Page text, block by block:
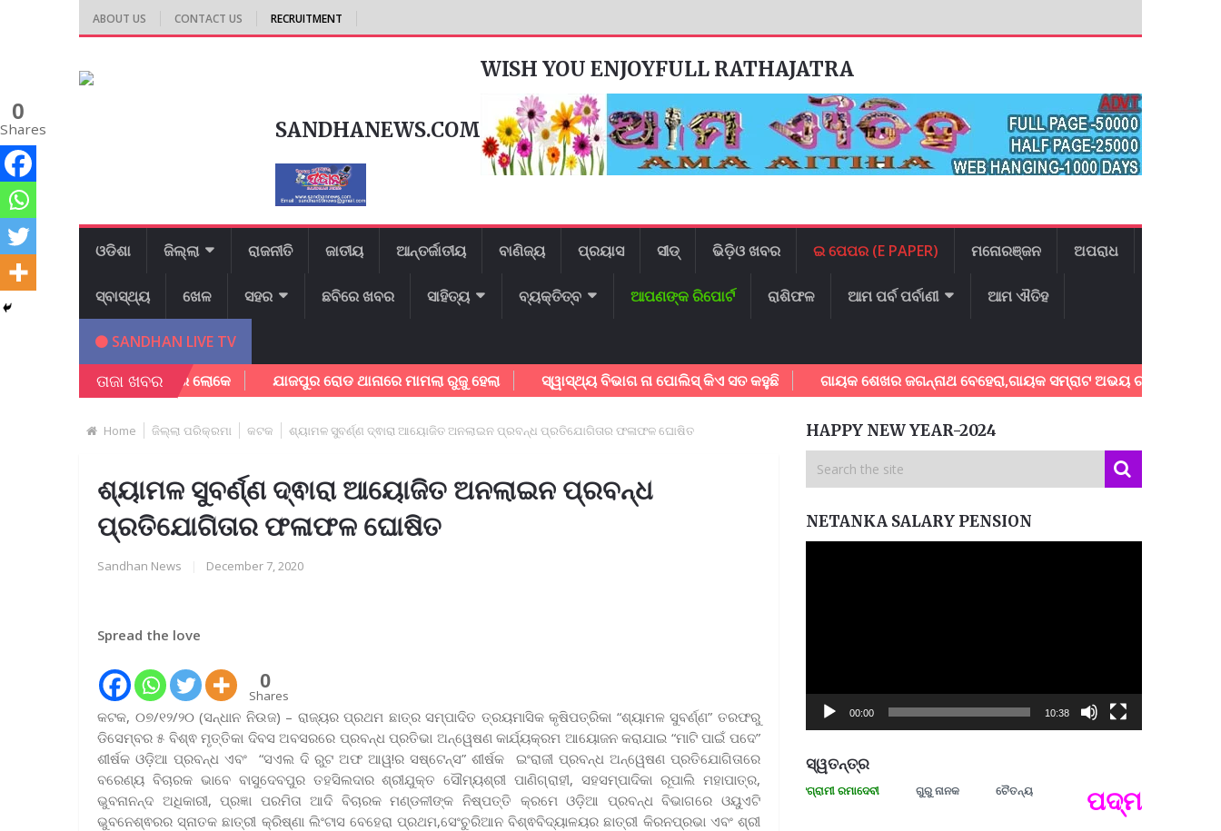
ABOUT US CONTACT US RECRUITMENT
WISH YOU ENJOYFULL RATHAJATRA
SANDHANEWS.COM
ଓଡିଶା ଜିଲ୍ଲା ରାଜନୀତି ଜାତୀୟ ଆନ୍ତର୍ଜାତୀୟ ବାଣିଜ୍ୟ ପ୍ରୟାସ ସୀଡ୍ ଭିଡ଼ିଓ ଖବର ଇ ପେପର (E PAPER) ମନୋରଞ୍ଜନ ଅପରାଧ
ସ୍ବାସ୍ଥ୍ୟ ଖେଳ ସହର ଛବିରେ ଖବର ସାହିତ୍ୟ ବ୍ୟକ୍ତିତ୍ବ ଆପଣଙ୍କ ରିପୋର୍ଟ ରାଶିଫଳ ଆମ ପର୍ବ ପର୍ବାଣୀ ଆମ ଐତିହ
SANDHAN LIVE TV
ତାଜା ଖବର
ବର୍ତ୍ତିଲେ ପରିବାର ଲୋକେ ଯାଜପୁର ରୋଡ ଥାନାରେ ମାମଲା ରୁଜୁ ହେଲା ସ୍ୱାସ୍ଥ୍ୟ ବିଭାଗ ନା ପୋଲିସ୍ କିଏ ସତ କହୁଛି ଗାୟକ ଶେଖର ଜଗନ୍ନାଥ ବେହେରା,ଗାୟକ ସମ୍ରାଟ ଅଭୟ ଚରଣ ସ୍ଵାଇଁଙ୍କ
Home ଜିଲ୍ଲା ପରିକ୍ରମା କଟକ ଶ୍ୟାମଳ ସୁବର୍ଣ୍ଣ ଦ୍ଵାରା ଆୟୋଜିତ ଅନଲାଇନ ପ୍ରବନ୍ଧ ପ୍ରତିଯୋଗିତାର ଫଳାଫଳ ଘୋଷିତ
ଶ୍ୟାମଳ ସୁବର୍ଣ୍ଣ ଦ୍ଵାରା ଆୟୋଜିତ ଅନଲାଇନ ପ୍ରବନ୍ଧ
ପ୍ରତିଯୋଗିତାର ଫଳାଫଳ ଘୋଷିତ
Sandhan News December 7, 2020
Spread the love
0
Shares
କଟକ, ୦୭/୧୨/୨୦ (ସନ୍ଧାନ ନିଉଜ) – ରାଜ୍ୟର ପ୍ରଥମ ଛାତ୍ର ସମ୍ପାଦିତ ତ୍ରୟମାସିକ କୃଷିପତ୍ରିକା “ଶ୍ୟାମଳ ସୁବର୍ଣ୍ଣ” ତରଫରୁ
ଡିସେମ୍ବର ୫ ବିଶ୍ଵ ମୃତ୍ତିକା ଦିବସ ଅବସରରେ ପ୍ରବନ୍ଧ ପ୍ରତିଭା ଅନ୍ୱେଷଣ କାର୍ଯ୍ୟକ୍ରମ ଆୟୋଜନ କରାଯାଇ “ମାଟି ପାଇଁ ପଦେ”
ଶୀର୍ଷକ ଓଡ଼ିଆ ପ୍ରବନ୍ଧ ଏବଂ “ସଏଲ ଦି ରୁଟ ଅଫ ଆୱ!ର ସଷ୍ଟେନ୍ସ” ଶୀର୍ଷକ ଇଂରାଜୀ ପ୍ରବନ୍ଧ ଅନ୍ୱେଷଣ ପ୍ରତିଯୋଗିତାରେ
ବରେଣ୍ୟ ବିଚାରକ ଭାବେ ବାସୁଦେବପୁର ତହସିଲଦାର ଶ୍ରୀଯୁକ୍ତ ସୌମ୍ୟଶ୍ରୀ ପାଣିଗ୍ରାହୀ, ସହସମ୍ପାଦିକା ରୂପାଲି ମହାପାତ୍ର,
ଭୁବନାନନ୍ଦ ଅଧିକାରୀ, ପ୍ରଜ୍ଞା ପରମିତା ଆଦି ବିଚାରକ ମଣ୍ଡଳୀଙ୍କ ନିଷ୍ପତ୍ତି କ୍ରମେ ଓଡ଼ିଆ ପ୍ରବନ୍ଧ ବିଭାଗରେ ଓୟୁଏଟି
ଭୁବନେଶ୍ଵରର ସ୍ନାତକ ଛାତ୍ରୀ କ୍ରିଷ୍ଣା ଲିଂଟାସ ବେହେରା ପ୍ରଥମ,ସେଂଚୁରିଆନ ବିଶ୍ଵବିଦ୍ୟାଳୟର ଛାତ୍ରୀ କିରନପ୍ରଭା ଏବଂ ଶ୍ରୀ
0
Shares
HAPPY NEW YEAR-2024
NETANKA SALARY PENSION
00:00 10:38
ସ୍ୱତନ୍ତ୍ର
ମନେ ପଡନ୍ତି: ସ୍ୱାଧୀନତା ସଂଗ୍ରାମୀ ରମାଦେବୀ ଗୁରୁ ନାନକ ଚୈତନ୍ୟ ପଦ୍ମଶ୍ରୀ